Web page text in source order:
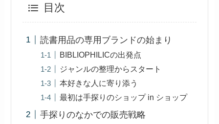
目次
読書用品の専用ブランドの始まり
BIBLIOPHILICの出発点
ジャンルの整理からスタート
本好きな人に寄り添う
最初は手探りのショップ in ショップ
手探りのなかでの販売戦略